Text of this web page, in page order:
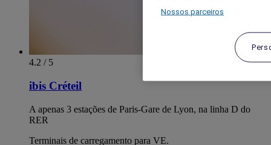
4.2 / 5
ibis Créteil
A apenas 3 estações de Paris-Gare de Lyon, na linha D do
RER
Terminais de carregamento para VE.
Nossos parceiros